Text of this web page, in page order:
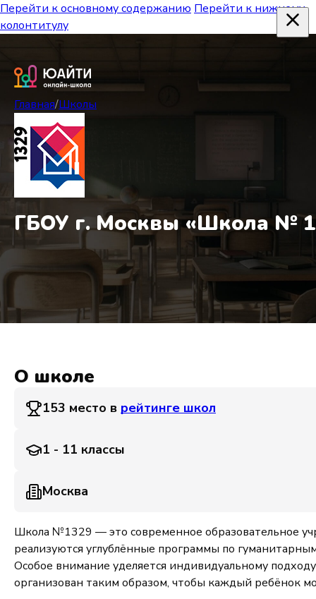
Перейти к основному содержанию Перейти к нижнему
колонтитулу
Главная/Школы
ГБОУ г. Москвы «Школа №
О школе
153 место в рейтинге школ
1 - 11 классы
Москва
Школа №1329 — это современное образовательное
реализуются углублённые программы по
Особое внимание уделяется индивидуальному
организован таким образом, чтобы каждый ребёнок